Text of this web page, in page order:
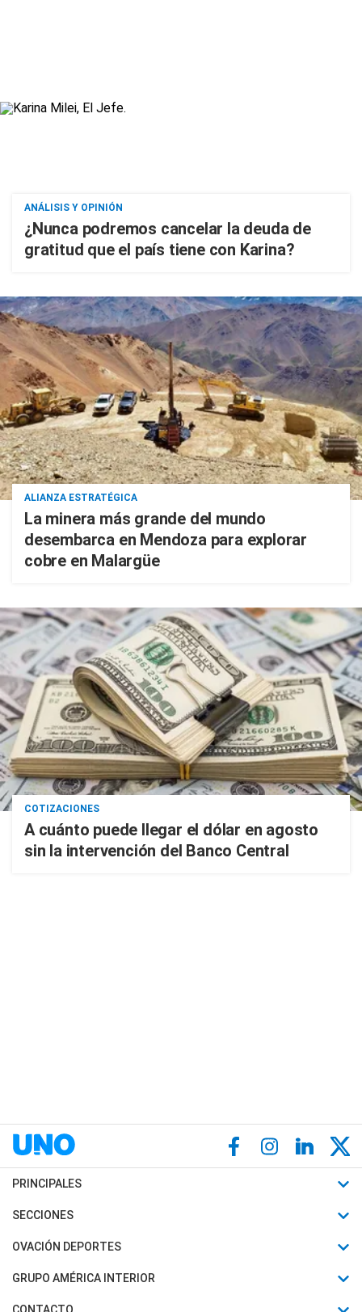
ANÁLISIS Y OPINIÓN
¿Nunca podremos cancelar la deuda de
gratitud que el país tiene con Karina?
ALIANZA ESTRATÉGICA
La minera más grande del mundo
desembarca en Mendoza para explorar
cobre en Malargüe
COTIZACIONES
A cuánto puede llegar el dólar en agosto
sin la intervención del Banco Central
PRINCIPALES
Últimas Noticias
Política
SECCIONES
Horóscopo
Motores
OVACIÓN DEPORTES
Fútbol
Mundial
GRUPO AMÉRICA INTERIOR
Canal 7 en Vivo